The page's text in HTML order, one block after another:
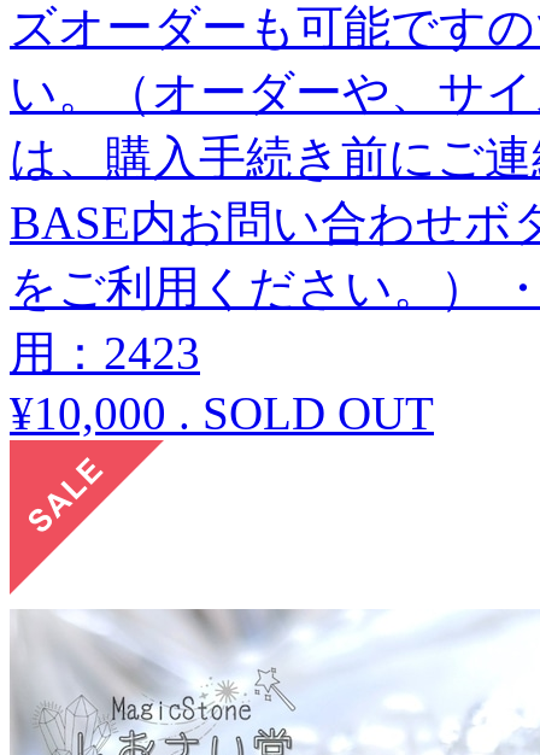
ズオーダーも可能です
い。（オーダーや、サ
は、購入手続き前にご
BASE内お問い合わせ
をご利用ください。）
用：2423
¥10,000 . SOLD OUT